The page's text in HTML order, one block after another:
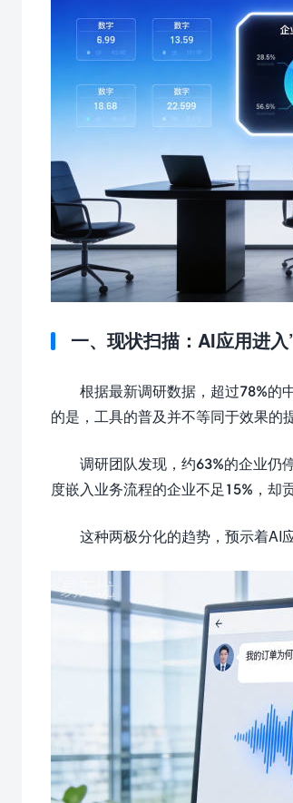
一、现状扫描：AI应用进入
根据最新调研数据，超过78%的
的是，工具的普及并不等同于效果的
调研团队发现，约63%的企业仍
度嵌入业务流程的企业不足15%，却
这种两极分化的趋势，预示着AI